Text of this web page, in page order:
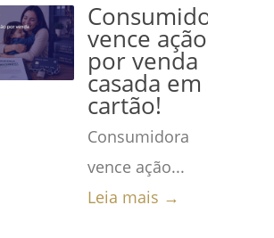
Consumidora
vence ação
por venda
casada em
cartão!
Consumidora
vence ação...
Leia mais →